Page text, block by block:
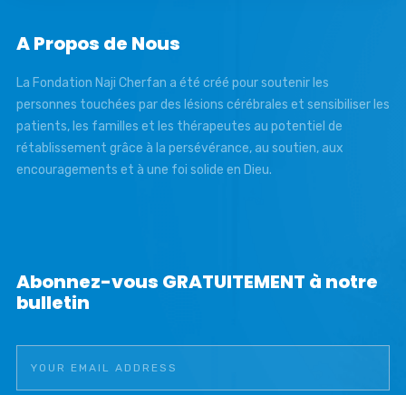
A Propos de Nous
La Fondation Naji Cherfan a été créé pour soutenir les
personnes touchées par des lésions cérébrales et sensibiliser les
patients, les familles et les thérapeutes au potentiel de
rétablissement grâce à la persévérance, au soutien, aux
encouragements et à une foi solide en Dieu.
Abonnez-vous GRATUITEMENT à notre
bulletin